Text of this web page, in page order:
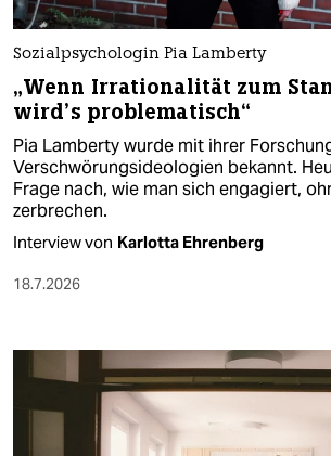
Sozialpsychologin Pia Lamberty
„Wenn Irrationalität zum
wird’s problematisch“
Pia Lamberty wurde mit ihrer
Verschwörungsideologien bekannt.
Frage nach, wie man sich engagiert,
zerbrechen.
Interview von Karlotta Ehrenberg
18.7.2026